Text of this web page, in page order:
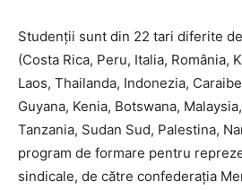
Studenții sunt din 22 tari diferite
(Costa Rica, Peru, Italia, România,
Laos, Thailanda, Indonezia,
Guyana, Kenia, Botswana,
Tanzania, Sudan Sud, Palestina,
program de formare pentru
sindicale, de către confederația